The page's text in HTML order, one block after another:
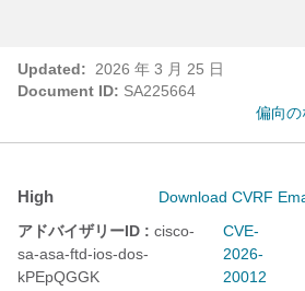
Updated:
2026 年 3 月 25 日
Document ID: SA225664
偏向
High Download CVRF
アドバイザリーID : cisco-
sa-asa-ftd-ios-dos-
kPEpQGGK
CVE-
2026-
20012